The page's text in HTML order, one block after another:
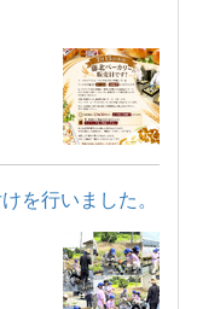
を行いました。